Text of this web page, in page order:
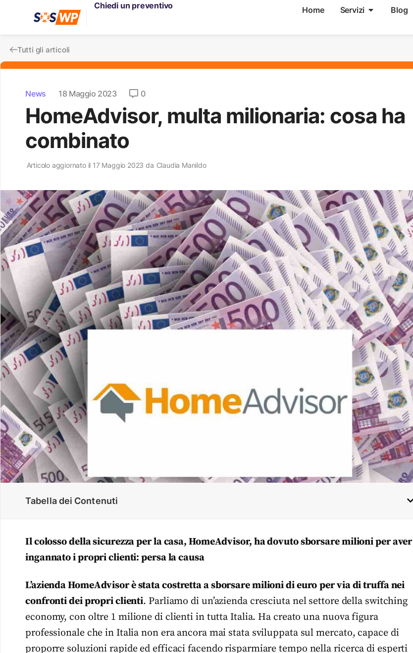
Home Servizi Blog
Chiedi un preventivo
Tutti gli articoli
News 18 Maggio 2023 0
HomeAdvisor, multa milionaria: cosa ha
combinato
Articolo aggiornato il 17 Maggio 2023 da Claudia Manildo
Tabella dei Contenuti
Il colosso della sicurezza per la casa, HomeAdvisor, ha dovuto sborsare milioni per aver
ingannato i propri clienti: persa la causa
L’azienda HomeAdvisor è stata costretta a sborsare milioni di euro per via di truffa nei
confronti dei propri clienti. Parliamo di un’azienda cresciuta nel settore della switching
economy, con oltre 1 milione di clienti in tutta Italia. Ha creato una nuova figura
professionale che in Italia non era ancora mai stata sviluppata sul mercato, capace di
proporre soluzioni rapide ed efficaci facendo risparmiare tempo nella ricerca di esperti